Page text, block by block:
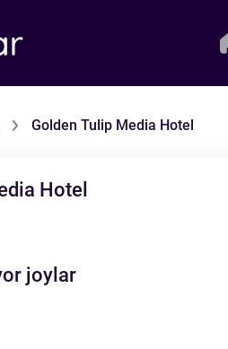
Golden Tulip Media Hotel
Hotel
joylar